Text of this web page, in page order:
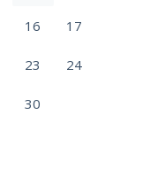
16 17
23 24
30